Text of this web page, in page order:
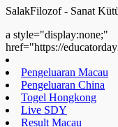
SalakFilozof - Sanat
a style="display:none;"
href="https://
Pengeluaran Macau
Pengeluaran China
Togel Hongkong
Live SDY
Result Macau